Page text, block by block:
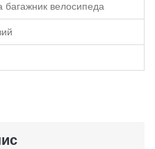
багажник велосипеда